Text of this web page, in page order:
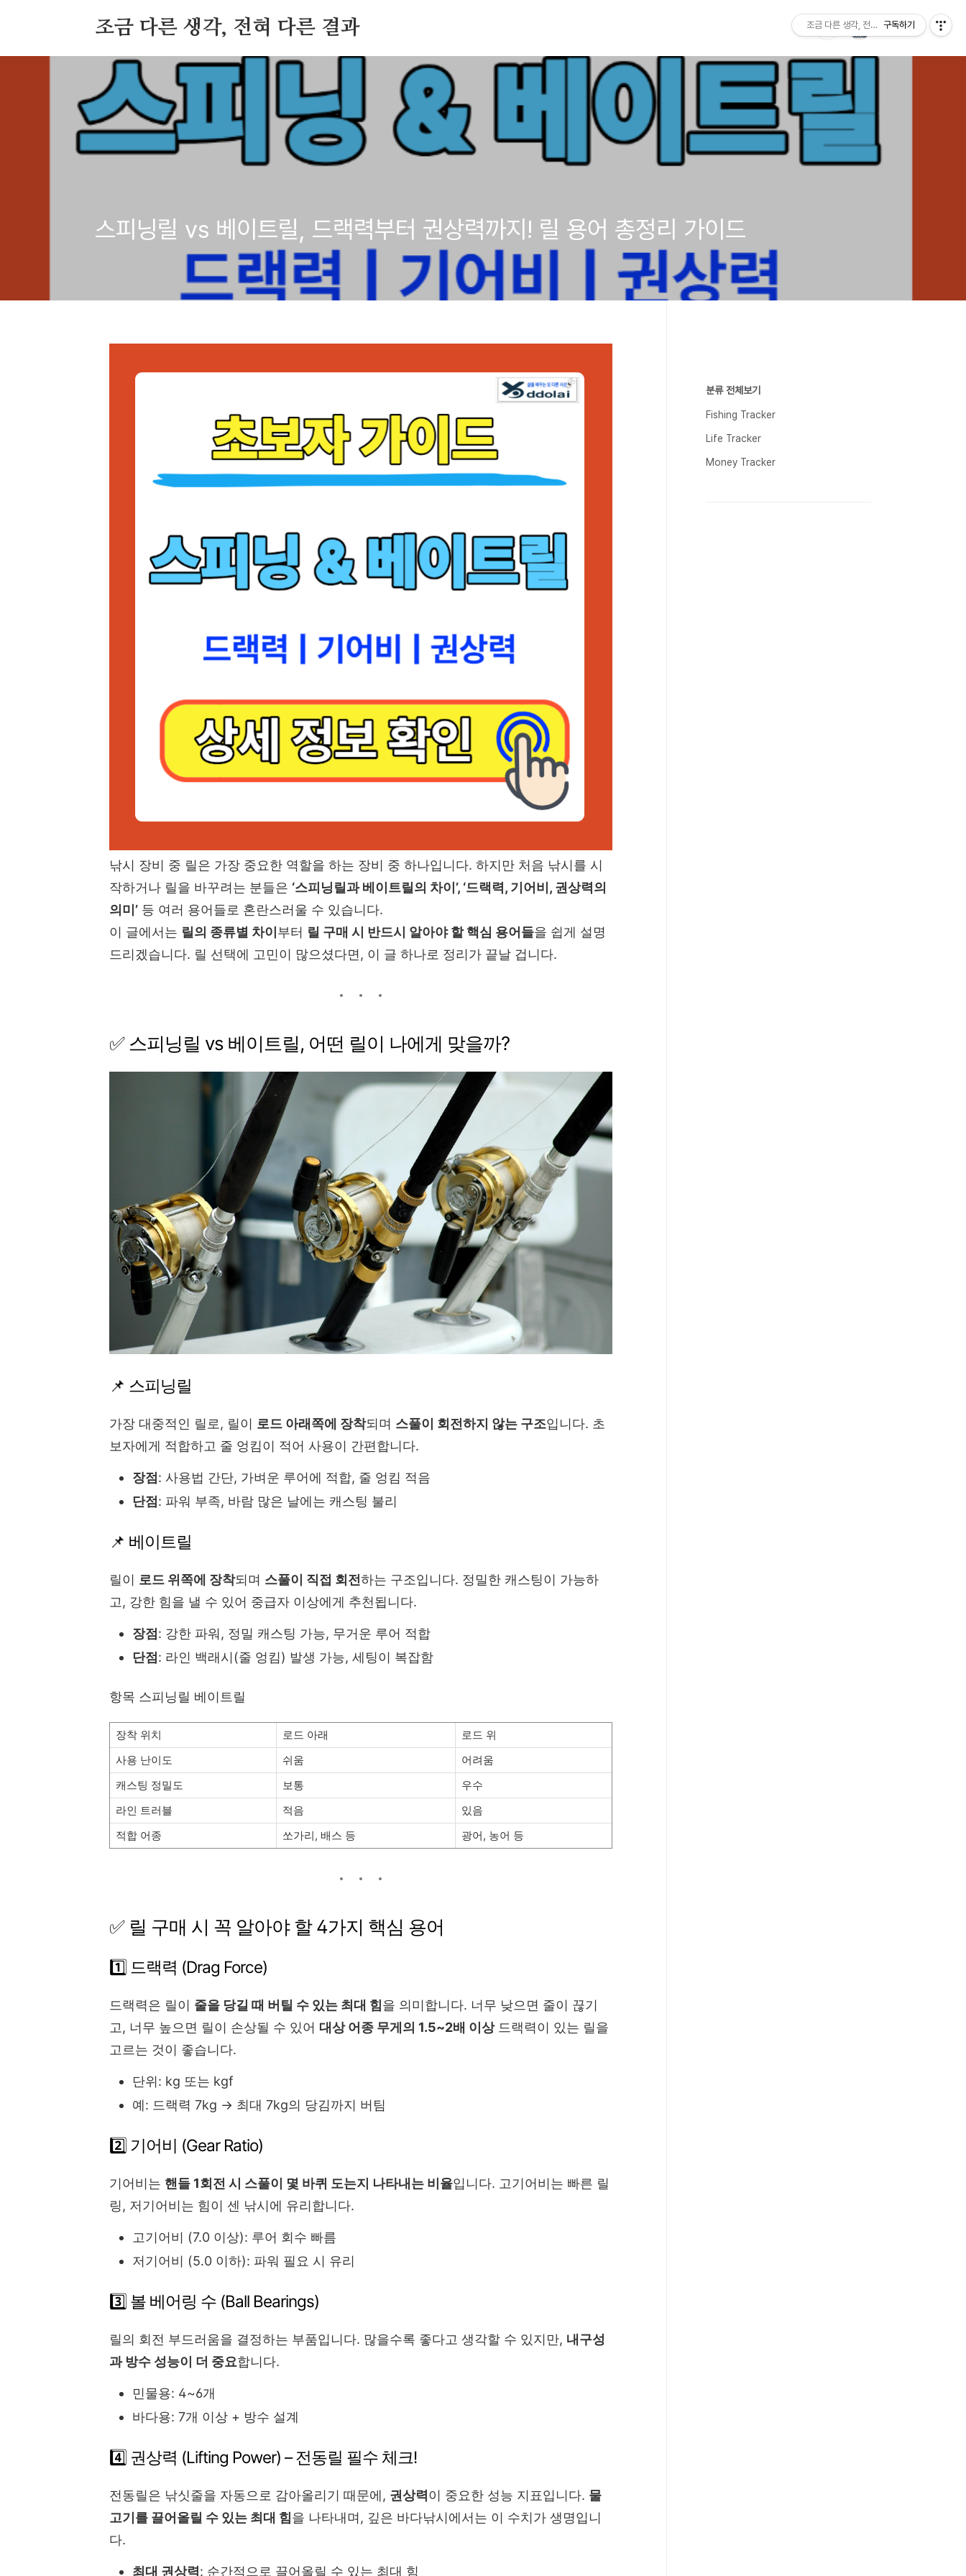
조금 다른 생각, 전혀 다른 결과
스피닝릴 vs 베이트릴, 드랙력부터 권상력까지! 릴 용어 총정리 가이드
낚시 장비 중 릴은 가장 중요한 역할을 하는 장비 중 하나입니다. 하지만 처음 낚시를 시
작하거나 릴을 바꾸려는 분들은 ‘스피닝릴과 베이트릴의 차이’, ‘드랙력, 기어비, 권상력의
의미’ 등 여러 용어들로 혼란스러울 수 있습니다.
이 글에서는 릴의 종류별 차이 부터 릴 구매 시 반드시 알아야 할 핵심 용어들을 쉽게 설명
드리겠습니다. 릴 선택에 고민이 많으셨다면, 이 글 하나로 정리가 끝날 겁니다.
✅ 스피닝릴 vs 베이트릴, 어떤 릴이 나에게 맞을까?
📌 스피닝릴
가장 대중적인 릴로, 릴이 로드 아래쪽에 장착되며 스풀이 회전하지 않는 구조입니다. 초
보자에게 적합하고 줄 엉킴이 적어 사용이 간편합니다.
장점 : 사용법 간단, 가벼운 루어에 적합, 줄 엉킴 적음
단점 : 파워 부족, 바람 많은 날에는 캐스팅 불리
📌 베이트릴
릴이 로드 위쪽에 장착되며 스풀이 직접 회전하는 구조입니다. 정밀한 캐스팅이 가능하
고, 강한 힘을 낼 수 있어 중급자 이상에게 추천됩니다.
장점 : 강한 파워, 정밀 캐스팅 가능, 무거운 루어 적합
단점 : 라인 백래시(줄 엉킴) 발생 가능, 세팅이 복잡함
항목 스피닝릴 베이트릴
장착 위치 로드 아래
로드 위
사용 난이도
쉬움
어려움
캐스팅 정밀도
보통
우수
라인 트러블
적음
있음
적합 어종
쏘가리, 배스 등 광어, 농어 등
✅ 릴 구매 시 꼭 알아야 할 4가지 핵심 용어
1️⃣ 드랙력 (Drag Force)
드랙력은 릴이 줄을 당길 때 버틸 수 있는 최대 힘을 의미합니다. 너무 낮으면 줄이 끊기
고, 너무 높으면 릴이 손상될 수 있어 대상 어종 무게의 1.5~2배 이상드랙력이 있는 릴을
고르는 것이 좋습니다.
단위: kg 또는 kgf
예: 드랙력 7kg → 최대 7kg의 당김까지 버팀
2️⃣ 기어비 (Gear Ratio)
기어비는 핸들 1회전 시 스풀이 몇 바퀴 도는지 나타내는 비율입니다. 고기어비는 빠른 릴
링, 저기어비는 힘이 센 낚시에 유리합니다.
고기어비 (7.0 이상): 루어 회수 빠름
저기어비 (5.0 이하): 파워 필요 시 유리
3️⃣ 볼 베어링 수 (Ball Bearings)
릴의 회전 부드러움을 결정하는 부품입니다. 많을수록 좋다고 생각할 수 있지만, 내구성
과 방수 성능이 더 중요합니다.
민물용: 4~6개
바다용: 7개 이상 + 방수 설계
4️⃣ 권상력 (Lifting Power) – 전동릴 필수 체크!
전동릴은 낚싯줄을 자동으로 감아올리기 때문에, 권상력 이 중요한 성능 지표입니다. 물
고기를 끌어올릴 수 있는 최대 힘을 나타내며, 깊은 바다낚시에서는 이 수치가 생명입니
다.
최대 권상력 : 순간적으로 끌어올릴 수 있는 최대 힘
분류 전체보기
Fishing Tracker
Life Tracker
Money Tracker
조금 다른 생각, 전혀 다른 결과
구독하기